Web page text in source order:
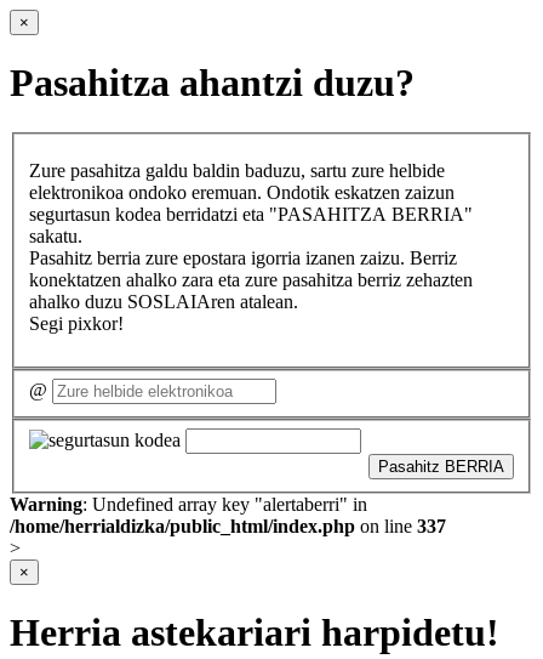
×
Pasahitza ahantzi duzu?
Zure pasahitza galdu baldin baduzu, sartu zure helbide
elektronikoa ondoko eremuan. Ondotik eskatzen zaizun
segurtasun kodea berridatzi eta "PASAHITZA BERRIA"
sakatu.
Pasahitz berria zure epostara igorria izanen zaizu. Berriz
konektatzen ahalko zara eta zure pasahitza berriz zehazten
ahalko duzu SOSLAIAren atalean.
Segi pixkor!
@
Pasahitz BERRIA
Warning: Undefined array key "alertaberri" in
/home/herrialdizka/public_html/index.php on line 337
>
×
Herria astekariari harpidetu!